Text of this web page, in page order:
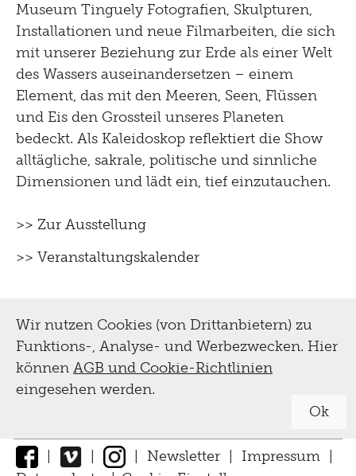
Museum Tinguely Fotografien, Skulpturen,
Installationen und neue Filmarbeiten, die sich
mit unserer Beziehung zur Erde als einer Welt
des Wassers auseinandersetzen – einem
Element, das mit den Meeren, Seen, Flüssen
und Eis den Grossteil unseres Planeten
bedeckt. Als Kaleidoskop reflektiert die Show
alltägliche, sakrale, politische und sinnliche
Dimensionen und lädt ein, tief einzutauchen.
>> Zur Ausstellung
>> Veranstaltungskalender
Wir nutzen Cookies (von Drittanbietern) zu
Funktions-, Analyse- und Werbezwecken. Hier
können AGB und Cookie-Richtlinien
eingesehen werden.
Ok
| | | Newsletter | Impressum |